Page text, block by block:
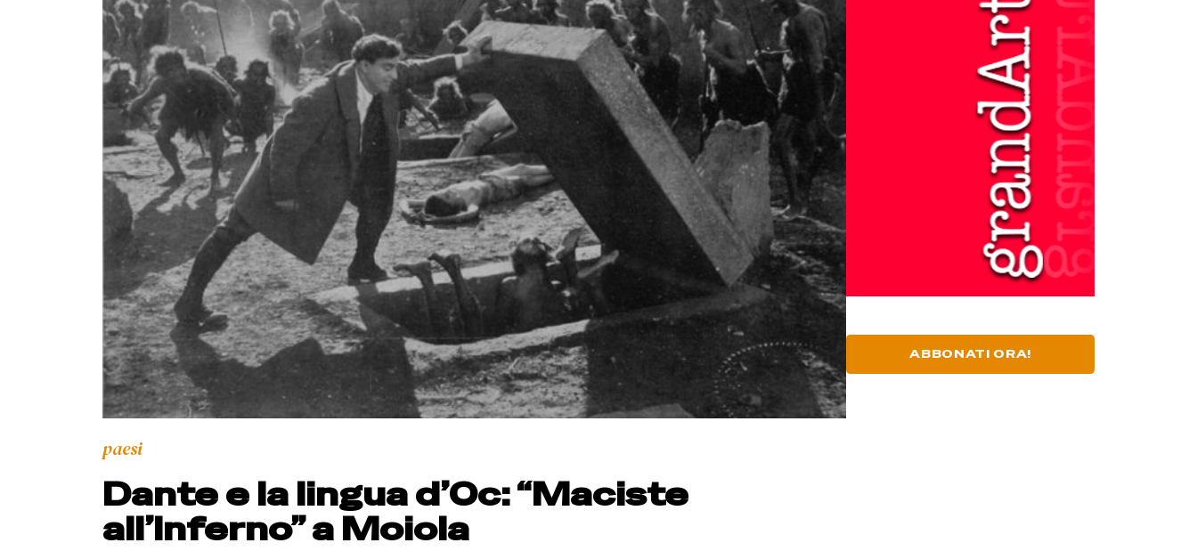
paesi
Dante e la lingua d’Oc: “Maciste
all’Inferno” a Moiola
ABBONATI ORA!